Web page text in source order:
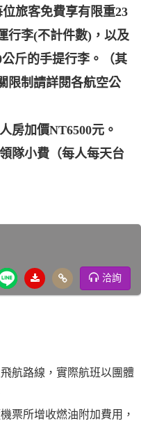
旅客免費享有限重23
行李(不計件數)，以及
公斤的手提行李。（其
限制請詳閱各航空公
房加價NT6500元。
隊小費（每人每天台
洽詢
航路線，實際航班以團體
票所增收燃油附加費用，